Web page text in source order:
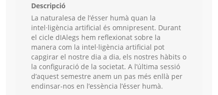
Descripció
La naturalesa de l’ésser humà quan la
intel·ligència artificial és omnipresent. Durant
el cicle dIAlegs hem reflexionat sobre la
manera com la intel·ligència artificial pot
capgirar el nostre dia a dia, els nostres hàbits o
la configuració de la societat. A l’última sessió
d’aquest semestre anem un pas més enllà per
endinsar-nos en l’essència l’ésser humà.